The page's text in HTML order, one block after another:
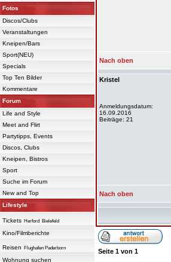
Fotos
Discos/Clubs
Veranstaltungen
Kneipen/Bars
Sport(NEU)
Specials
Top Ten Bilder
Kommentare
Forum
Life and Style
Meet and Flirt
Partytipps, Events
Discos, Clubs
Kneipen, Bistros
Sport
Suche im Forum
New and Top
Lifestyle
Tickets Herford Bielefeld
Kino/Filmberichte
Reisen Flughafen Paderborn
Wohnung suchen
Nach oben
Kristel
Anmeldungsdatum:
16.09.2016
Beiträge: 21
Nach oben
Seite 1 von 1